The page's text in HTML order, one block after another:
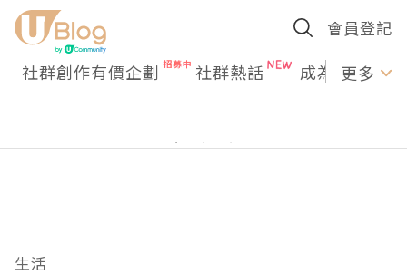
會員登記
社群創作有價企劃 社群熱話 成為U更多
生活